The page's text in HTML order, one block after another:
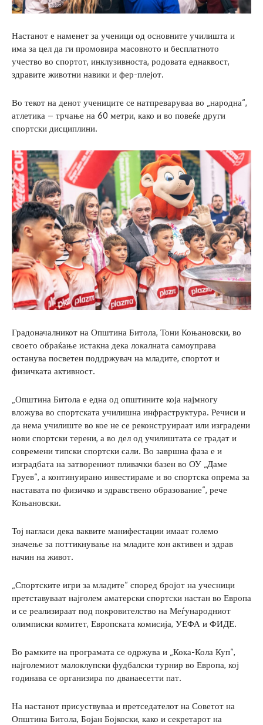
Настанот е наменет за ученици од основните училишта и
има за цел да ги промовира масовното и бесплатното
учество во спортот, инклузивноста, родовата еднаквост,
здравите животни навики и фер-плејот.
Во текот на денот учениците се натпреваруваа во „народна“,
атлетика – трчање на 60 метри, како и во повеќе други
спортски дисциплини.
Градоначалникот на Општина Битола, Тони Коњановски, во
своето обраќање истакна дека локалната самоуправа
останува посветен поддржувач на младите, спортот и
физичката активност.
„Општина Битола е една од општините која најмногу
вложува во спортската училишна инфраструктура. Речиси и
да нема училиште во кое не се реконструираат или изградени
нови спортски терени, а во дел од училиштата се градат и
современи типски спортски сали. Во завршна фаза е и
изградбата на затворениот пливачки базен во ОУ „Даме
Груев“, а континуирано инвестираме и во спортска опрема за
наставата по физичко и здравствено образование“, рече
Коњановски.
Тој нагласи дека ваквите манифестации имаат големо
значење за поттикнување на младите кон активен и здрав
начин на живот.
„Спортските игри за младите“ според бројот на учесници
претставуваат најголем аматерски спортски настан во Европа
и се реализираат под покровителство на Меѓународниот
олимписки комитет, Европската комисија, УЕФА и ФИДЕ.
Во рамките на програмата се одржува и „Кока-Кола Куп“,
најголемиот малоклупски фудбалски турнир во Европа, кој
годинава се организира по дванаесетти пат.
На настанот присуствуваа и претседателот на Советот на
Општина Битола, Бојан Бојкоски, како и секретарот на